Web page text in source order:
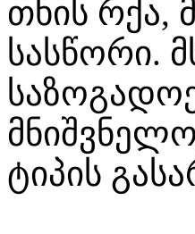
თხის რქა,
სასწორი.
ტიპის